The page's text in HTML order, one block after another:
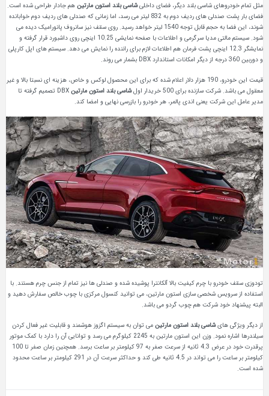
مثل تمام خودروهای شاسی‌ بلند دیگر، فضای داخلیشاسی بلند استون مارتینهم جادار طراحی شده است.
فضای بار پشت صندلی‌ های ردیف دوم به 832 لیتر می‌ رسد، اما زمانی که صندلی‌ های ردیف دوم خوابانده
شوند، این فضا به حجم قابل توجه 1540 لیتر خواهد رسید. روی سقف نیز سانروف پانورامیک دیده می
شود. سیستم مالتی مدیا سرگرمی و اطلاعات با صفحه‌ نمایشی 10.25 اینچی روی داشبورد قرار گرفته و
نمایشگر 12.3 اینچی پشت فرمان هم اطلاعات لازم برای راننده را نمایش می‌ دهد. سیستم های اپل کارپلی
و دوربین 360 درجه از دیگر امکانات استاندارد DBX بشمار می روند.
قیمت این خودرو، 190 هزار دلار اعلام شده که برای این محصول لوکس و خاص، هزینه ای نسبتا بالا و غیر
معقول می باشد. شرکت سازنده برای 500 خریدار اول
شاسی‌ بلند استون مارتین
DBX تصمیم گرفته تا
مدیر عامل این شرکت یعنی اندی پالمر، هر خودرو را بازرسی نهایی و امضا کند.
تودوزی سقف خودرو با چرم کیفیت بالا آلکانترا پوشیده شده و صندلی‌ ها نیز تمام از جنس چرم هستند. با
استفاده از سرویس شخصی‌ سازی استون مارتین، می توانید کنسول مرکزی با چوب خالص سفارش دهید و
البته پیشنهاد خود شرکت هم چوب گردو می باشد.
از دیگر ویژگی هایشاسی‌ بلند استون مارتینمی توان به سیستم اگزوز هوشمند و قابلیت غیر فعال‌ کردن
سیلندرها اشاره نمود. وزن این استون مارتین به 2245 کیلوگرم می‌ رسد و توانایی آن را دارد با کمک موتور
پرقدرت خود در عرض 4.3 ثانیه از سرعت صفر به 97 کیلومتر بر ساعت برسد. همچنین زمان صفر تا 100
کیلومتر بر ساعت را می تواند در 4.5 ثانیه طی کند و حداکثر سرعت آن در 291 کیلومتر بر ساعت محدود
شده است.